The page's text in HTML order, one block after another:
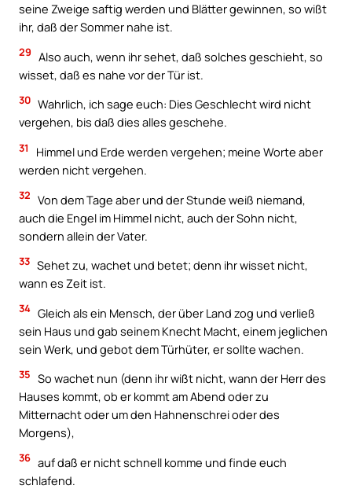
seine Zweige saftig werden und Blätter gewinnen, so wißt
ihr, daß der Sommer nahe ist.
29 Also auch, wenn ihr sehet, daß solches geschieht, so
wisset, daß es nahe vor der Tür ist.
30 Wahrlich, ich sage euch: Dies Geschlecht wird nicht
vergehen, bis daß dies alles geschehe.
31
Himmel und Erde werden vergehen; meine Worte aber
werden nicht vergehen.
32 Von dem Tage aber und der Stunde weiß niemand,
auch die Engel im Himmel nicht, auch der Sohn nicht,
sondern allein der Vater.
33 Sehet zu, wachet und betet; denn ihr wisset nicht,
wann es Zeit ist.
34 Gleich als ein Mensch, der über Land zog und verließ
sein Haus und gab seinem Knecht Macht, einem jeglichen
sein Werk, und gebot dem Türhüter, er sollte wachen.
35 So wachet nun (denn ihr wißt nicht, wann der Herr des
Hauses kommt, ob er kommt am Abend oder zu
Mitternacht oder um den Hahnenschrei oder des
Morgens),
36 auf daß er nicht schnell komme und finde euch
schlafend.